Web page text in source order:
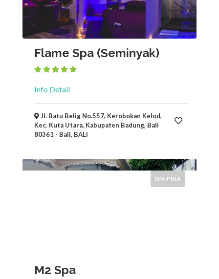
Flame Spa (Seminyak)
Info Detail
Jl. Batu Belig No.557, Kerobokan Kelod,
Kec. Kuta Utara, Kabupaten Badung, Bali
80361 - Bali, BALI
SPA PRIA
M2 Spa